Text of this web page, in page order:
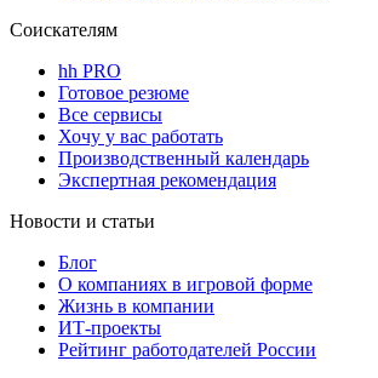
Соискателям
hh PRO
Готовое резюме
Все сервисы
Хочу у вас работать
Производственный календарь
Экспертная рекомендация
Новости и статьи
Блог
О компаниях в игровой форме
Жизнь в компании
ИТ-проекты
Рейтинг работодателей России